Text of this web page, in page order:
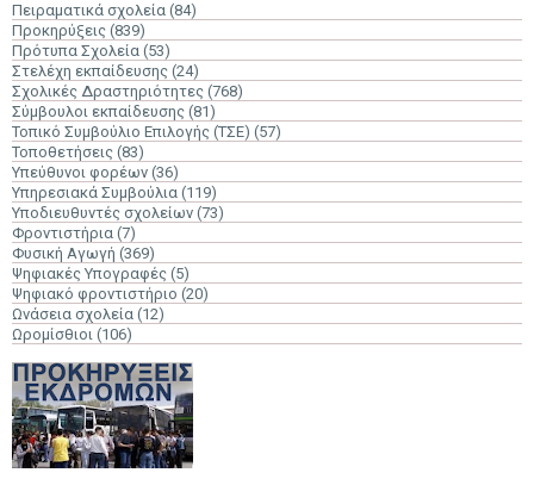
Πειραματικά σχολεία (84)
Προκηρύξεις (839)
Πρότυπα Σχολεία (53)
Στελέχη εκπαίδευσης (24)
Σχολικές Δραστηριότητες (768)
Σύμβουλοι εκπαίδευσης (81)
Τοπικό Συμβούλιο Επιλογής (ΤΣΕ) (57)
Τοποθετήσεις (83)
Υπεύθυνοι φορέων (36)
Υπηρεσιακά Συμβούλια (119)
Υποδιευθυντές σχολείων (73)
Φροντιστήρια (7)
Φυσική Αγωγή (369)
Ψηφιακές Υπογραφές (5)
Ψηφιακό φροντιστήριο (20)
Ωνάσεια σχολεία (12)
Ωρομίσθιοι (106)